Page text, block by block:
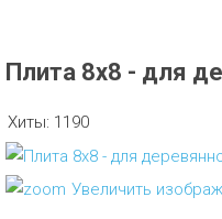
Плита 8х8 - для
Хиты: 1190
Увеличить